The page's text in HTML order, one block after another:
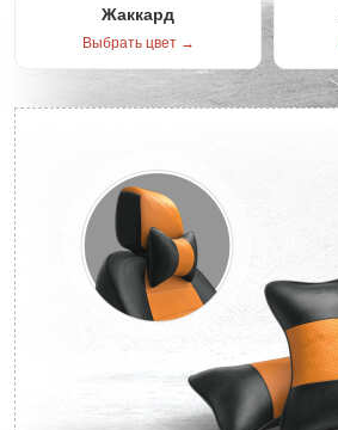
Жаккард
Выбрать цвет →